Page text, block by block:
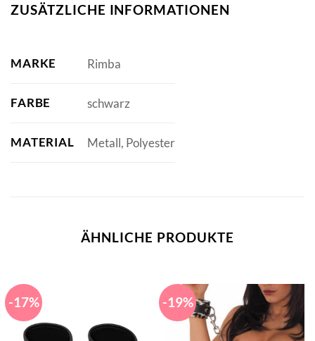
ZUSÄTZLICHE INFORMATIONEN
MARKE Rimba
FARBE schwarz
MATERIAL Metall, Polyester
ÄHNLICHE PRODUKTE
-17% -19%